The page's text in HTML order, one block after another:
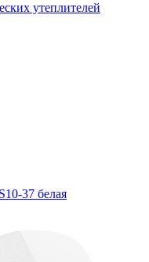
утеплителей
37 белая